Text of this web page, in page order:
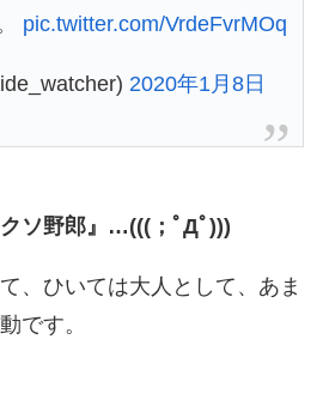
pic.twitter.com/VrdeFvrMOq
2020年1月8日
ソ野郎』…(((；ﾟДﾟ)))
、ひいては大人として、あま
です。